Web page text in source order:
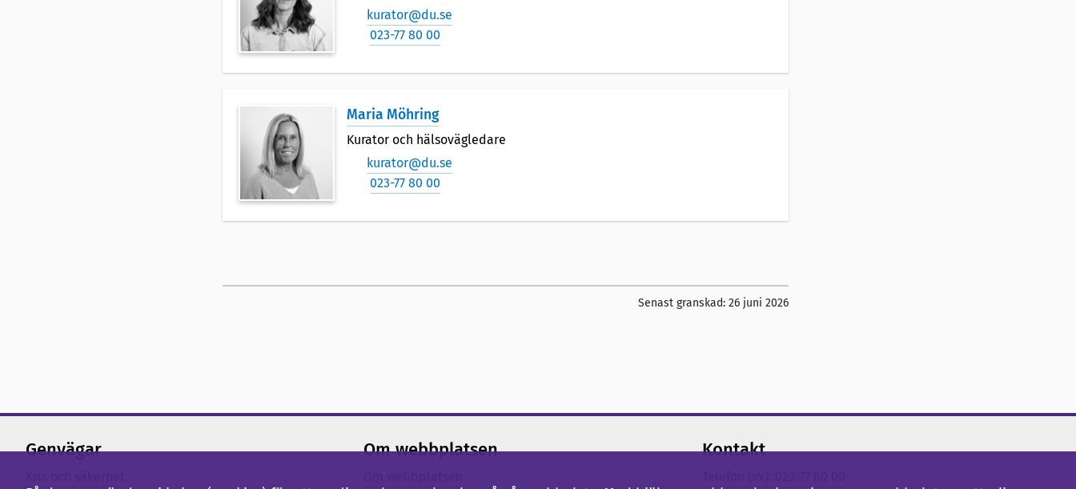
kurator@du.se
023-77 80 00
Maria Möhring
Kurator och hälsovägledare
kurator@du.se
023-77 80 00
Senast granskad: 26 juni 2026
Genvägar Om webbplatsen Kontakt